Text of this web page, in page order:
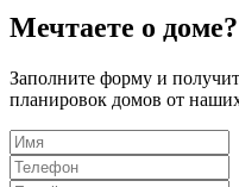
Мечтаете о доме?
Заполните форму и
планировок домов от